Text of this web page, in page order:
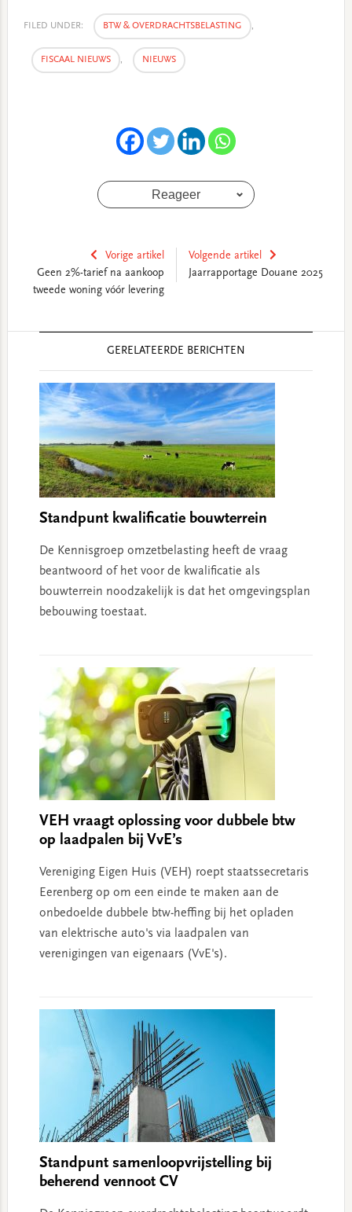
FILED UNDER: BTW & OVERDRACHTSBELASTING ,
FISCAAL NIEUWS , NIEUWS
Reageer
Vorige artikel
Geen 2%-tarief na aankoop
tweede woning vóór levering
Volgende artikel
Jaarrapportage Douane 2025
GERELATEERDE BERICHTEN
Standpunt kwalificatie bouwterrein
De Kennisgroep omzetbelasting heeft de vraag
beantwoord of het voor de kwalificatie als
bouwterrein noodzakelijk is dat het omgevingsplan
bebouwing toestaat.
VEH vraagt oplossing voor dubbele btw
op laadpalen bij VvE’s
Vereniging Eigen Huis (VEH) roept staatssecretaris
Eerenberg op om een einde te maken aan de
onbedoelde dubbele btw-heffing bij het opladen
van elektrische auto's via laadpalen van
verenigingen van eigenaars (VvE's).
Standpunt samenloopvrijstelling bij
beherend vennoot CV